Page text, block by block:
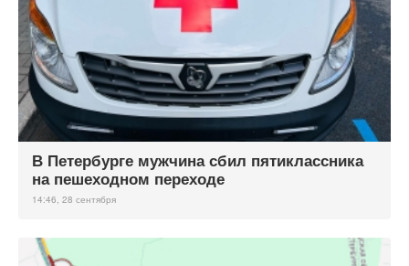
В Петербурге мужчина сбил пятиклассника
на пешеходном переходе
14:46, 28 сентября